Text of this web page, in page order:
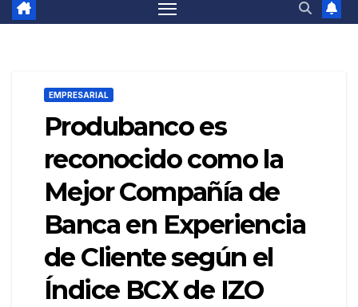
EMPRESARIAL
Produbanco es
reconocido como la
Mejor Compañía de
Banca en Experiencia
de Cliente según el
Índice BCX de IZO